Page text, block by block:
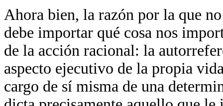
Ahora bien, la razón por la que
debe importar qué cosa nos
de la acción racional: la
aspecto ejecutivo de la propia
cargo de sí misma de una